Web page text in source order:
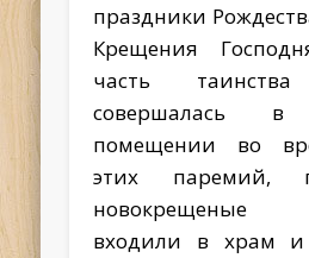
праздники
Крещения
часть
совершалась в
помещении во
этих паремий,
новокрещеные
входили в храм